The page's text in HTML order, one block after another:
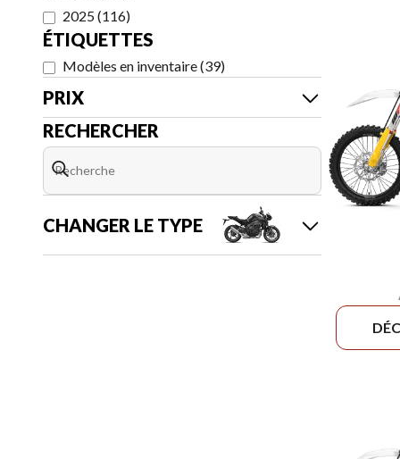
2025(116)
ÉTIQUETTES
Modèles en inventaire(39)
PRIX
RECHERCHER
CHANGER LE TYPE